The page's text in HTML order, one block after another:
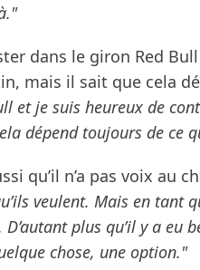
dans le giron Red
mais il sait que cela
et je suis heureux de
dépend toujours de ce
qu’il n’a pas voix au
veulent. Mais en tant
plus qu’il y a eu
chose, une option."